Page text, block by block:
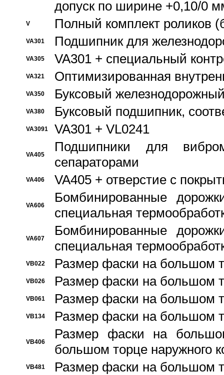
допуск по ширине +0,10/0
V Полный комплект роликов
VA301 Подшипник для
VA305 VA301 + специальный
VA321 Оптимизированная
VA350 Буксовый
VA380 Буксовый подшипник,
VA3091 VA301 + VL0241
VA405
Подшипники для
сепараторами
VA406 VA405 + отверстие с
VA606
Бомбинированные
специальная
VA607
Бомбинированные
специальная
VB022 Размер фаски на большом
VB026 Размер фаски на большом
VB061 Размер фаски на большом
VB134 Размер фаски на большом
VB406
Размер фаски на
большом торце наружного
VB481 Размер фаски на большом